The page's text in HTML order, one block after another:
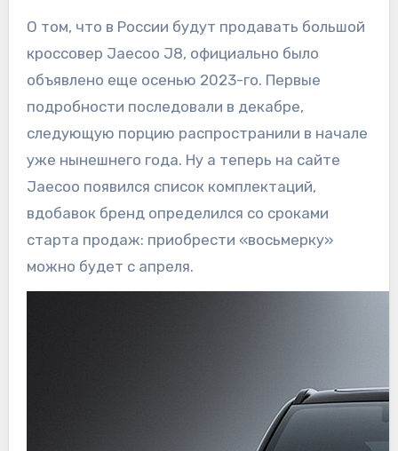
О том, что в России будут продавать большой
кроссовер Jaecoo J8, официально было
объявлено еще осенью 2023-го. Первые
подробности последовали в декабре,
следующую порцию распространили в начале
уже нынешнего года. Ну а теперь на сайте
Jaecoo появился список комплектаций,
вдобавок бренд определился со сроками
старта продаж: приобрести «восьмерку»
можно будет с апреля.